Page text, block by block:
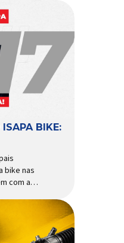
de
em
geração
da
uma
BIKE:
bike nas
com a